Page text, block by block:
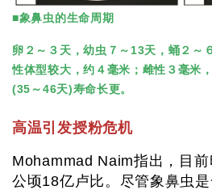
■象鼻虫的生命周期
卵２～３天，幼虫７～13天，蛹２～
性体型较大，约４毫米；雌性３毫米
(35～46天)寿命长更。
高温引发授粉危机
Mohammad Naim指出，目
公顷18亿卢比。尽管象鼻虫